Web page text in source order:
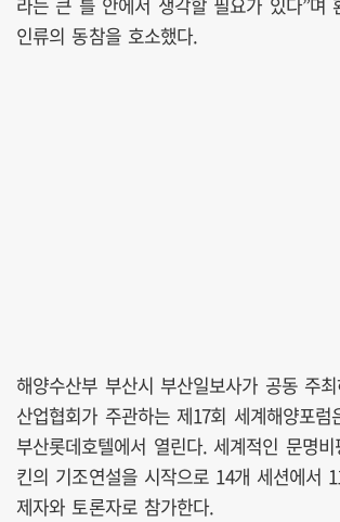
인류의 동참을 호소했다.
해양수산부 부산시 부산일보사가 공동 주
산업협회가 주관하는 제17회 세계해양포럼
부산롯데호텔에서 열린다. 세계적인 문명
킨의 기조연설을 시작으로 14개 세션에서
제자와 토론자로 참가한다.